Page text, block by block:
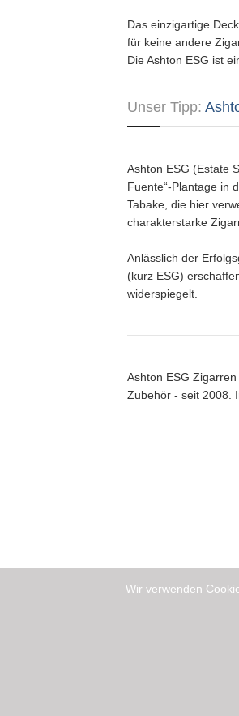
Das einzigartige
für keine andere
Die Ashton ESG ist
Unser Tipp:
Ashton ESG (Estate
Fuente“-Plantage in
Tabake, die hier
charakterstarke
Anlässlich der
(kurz ESG)
widerspiegelt.
Ashton ESG
Zubehör - seit 2008.
Wir verwenden